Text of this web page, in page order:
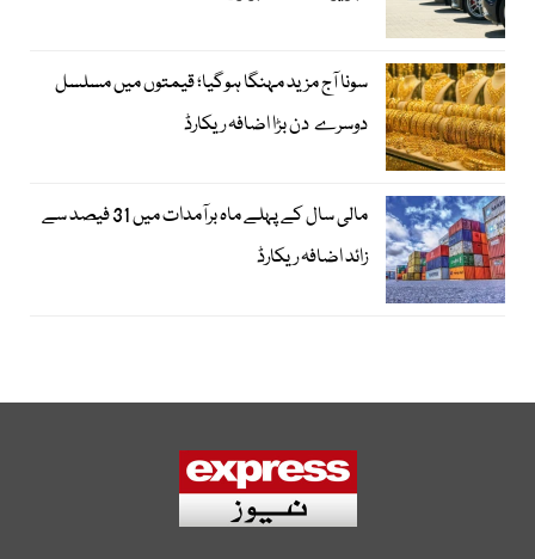
سونا آج مزید مہنگا ہوگیا؛ قیمتوں میں مسلسل
دوسرے دن بڑا اضافہ ریکارڈ
مالی سال کے پہلے ماہ برآمدات میں 31 فیصد سے
زائد اضافہ ریکارڈ